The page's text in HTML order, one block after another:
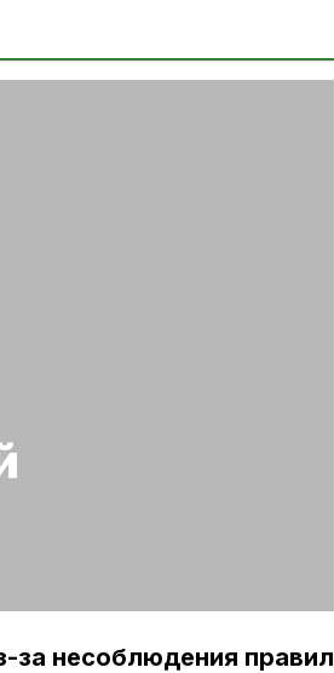
за несоблюдения правил